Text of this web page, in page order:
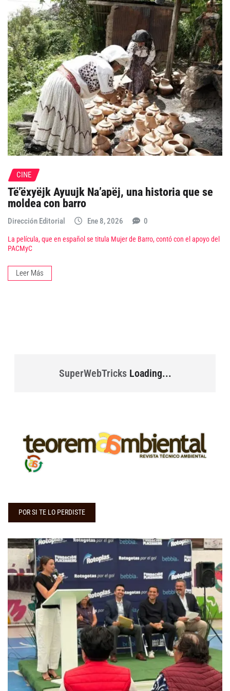
CINE
Të’ëxyëjk Ayuujk Na’apëj, una historia que se
moldea con barro
Dirección Editorial Ene 8, 2026 0
La película, que en español se titula Mujer de Barro, contó con el apoyo del
PACMyC
Leer Más
SuperWebTricksLoading...
POR SI TE LO PERDISTE